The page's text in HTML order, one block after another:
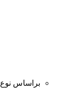
براساس نوع